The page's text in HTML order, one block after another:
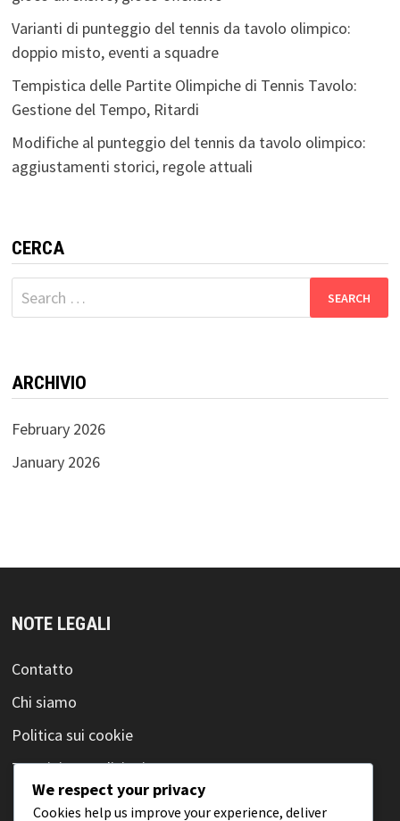
Varianti di punteggio del tennis da tavolo olimpico:
doppio misto, eventi a squadre
Tempistica delle Partite Olimpiche di Tennis Tavolo:
Gestione del Tempo, Ritardi
Modifiche al punteggio del tennis da tavolo olimpico:
aggiustamenti storici, regole attuali
CERCA
Search
for:
ARCHIVIO
February 2026
January 2026
NOTE LEGALI
Contatto
Chi siamo
Politica sui cookie
Termini e condizioni
La tua privacy
We respect your privacy
Cookies help us improve your experience, deliver